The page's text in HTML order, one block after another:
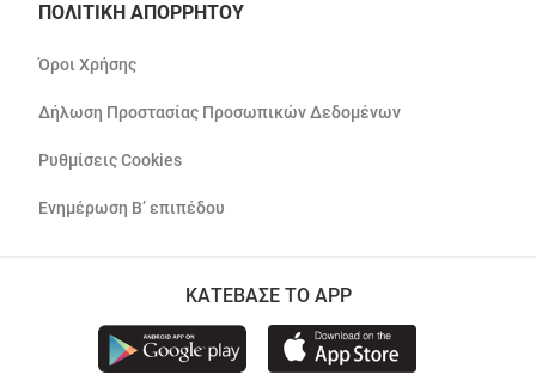
ΠΟΛΙΤΙΚΗ ΑΠΟΡΡΗΤΟΥ
Όροι Χρήσης
Δήλωση Προστασίας Προσωπικών Δεδομένων
Ρυθμίσεις Cookies
Ενημέρωση Β’ επιπέδου
ΚΑΤΕΒΑΣΕ ΤΟ APP